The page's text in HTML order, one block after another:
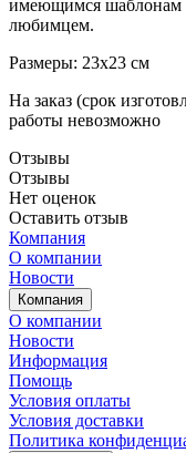
имеющимся шаблонам
любимцем.
Размеры: 23х23 см
На заказ (срок
работы невозможно
Отзывы
Отзывы
Нет оценок
Оставить отзыв
Компания
О компании
Новости
Компания
О компании
Новости
Информация
Помощь
Условия оплаты
Условия доставки
Политика